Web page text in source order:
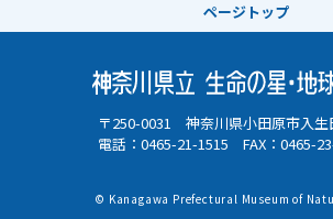
ページトップ
〒250-0031 神奈川県小田原市入
電話：0465-21-1515 FAX：0465-
© Kanagawa Prefectural Museum of